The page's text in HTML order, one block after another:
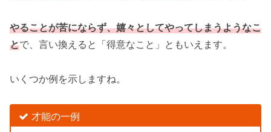
やることが苦にならず、嬉々としてやってしまうようなこ
とで、言い換えると「得意なこと」ともいえます。
いくつか例を示しますね。
才能の一例